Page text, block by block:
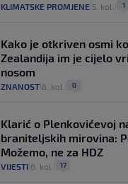
KLIMATSKE PROMJENE 5. kol. 1
Kako je otkriven osmi
Zealandija im je cijelo
nosom
ZNANOST 6. kol. 0
Klarić o Plenkovićevoj
braniteljskih mirovina:
Možemo, ne za HDZ
VIJESTI 6. kol. 17